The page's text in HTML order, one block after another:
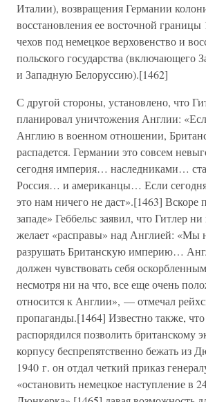
Италии), возвращения Германии
восстановления ее восточной границы
чехов под немецкое верховенство и
польского государства (включающего
и Западную Белоруссию).[1462]
С другой стороны, установлено, что
планировал уничтожения Англии:
Англию в военном отношении,
распадется. Германии это совсем
сегодня империя… наследниками…
Россия… и американцы… Если
это нам ничего не даст».[1463] Вскоре
западе» Геббельс заявил, что Гитлер
желает «расправы» над Англией: «Мы
разрушать Британскую империю…
должен чувствовать себя
несмотря ни на что, все еще очень
относится к Англии», — отмечал
пропаганды.[1464] Известно также,
распорядился позволить британскому
корпусу беспрепятственно бежать из
1940 г. он отдал четкий приказ
«остановить немецкое наступление в